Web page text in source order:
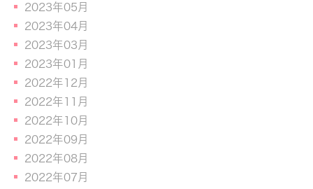
2023年05月
2023年04月
2023年03月
2023年01月
2022年12月
2022年11月
2022年10月
2022年09月
2022年08月
2022年07月